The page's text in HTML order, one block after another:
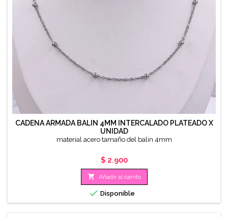
CADENA ARMADA BALIN 4MM INTERCALADO PLATEADO X
UNIDAD
material acero tamaño del balin 4mm
Precio
$ 2.900
 Añadir al carrito
 Disponible